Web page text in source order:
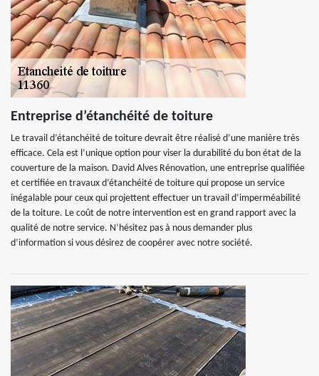
Entreprise d’étanchéité de toiture
Le travail d’étanchéité de toiture devrait être réalisé d’une manière très
efficace. Cela est l’unique option pour viser la durabilité du bon état de la
couverture de la maison. David Alves Rénovation, une entreprise qualifiée
et certifiée en travaux d’étanchéité de toiture qui propose un service
inégalable pour ceux qui projettent effectuer un travail d’imperméabilité
de la toiture. Le coût de notre intervention est en grand rapport avec la
qualité de notre service. N’hésitez pas à nous demander plus
d’information si vous désirez de coopérer avec notre société.